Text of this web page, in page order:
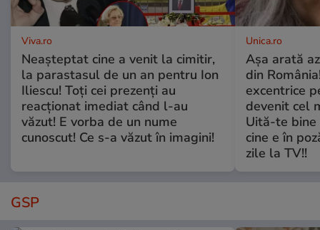
Viva.ro
Neașteptat cine a venit la cimitir,
la parastasul de un an pentru Ion
Iliescu! Toți cei prezenți au
reacționat imediat când l-au
văzut! E vorba de un nume
cunoscut! Ce s-a văzut în imagini!
Unica.ro
Așa arată
din
excentrice
devenit cel
Uită-te bine
cine e în
zile la TV!!
GSP